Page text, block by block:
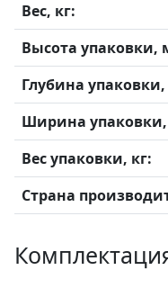
Вес, кг:
Высота упаковки,
Глубина
Ширина
Вес упаковки, кг:
Страна